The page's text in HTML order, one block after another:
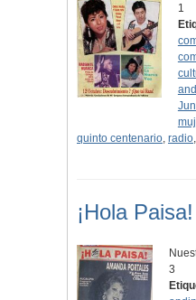
1
quinto centenario, radio,
¡Hola
3